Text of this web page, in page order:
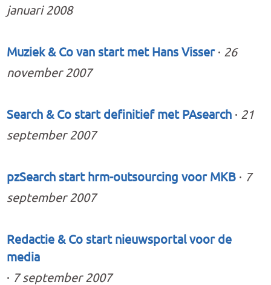
januari 2008
Muziek & Co van start met Hans Visser · 26
november 2007
Search & Co start definitief met PAsearch · 21
september 2007
pzSearch start hrm-outsourcing voor MKB · 7
september 2007
Redactie & Co start nieuwsportal voor de
media
· 7 september 2007